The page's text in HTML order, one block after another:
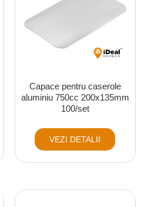
Capace pentru caserole
aluminiu 750cc 200x135mm
100/set
VEZI DETALII